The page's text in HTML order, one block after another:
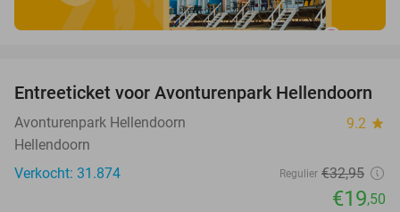
41%
Entreeticket voor Avonturenpark Hellendoorn
Avonturenpark Hellendoorn 9.2 star
Hellendoorn
Verkocht: 31.874
Regulier €32,95
€19,50